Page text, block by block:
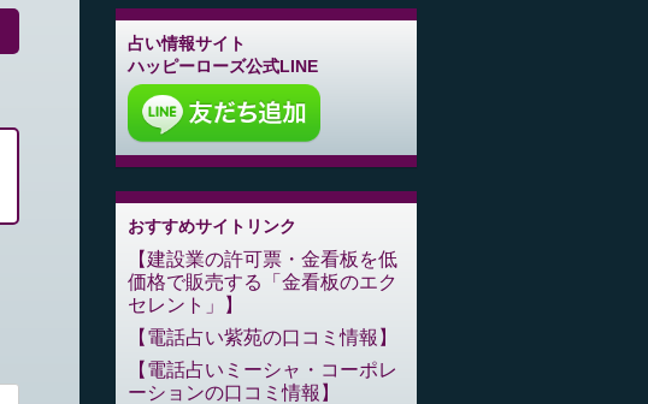
占い情報サイト
ハッピーローズ公式LINE
おすすめサイトリンク
建設業の許可票・金看板を低
価格で販売する「金看板のエク
セレント」
電話占い紫苑の口コミ情報
電話占いミーシャ・コーポレ
ーションの口コミ情報